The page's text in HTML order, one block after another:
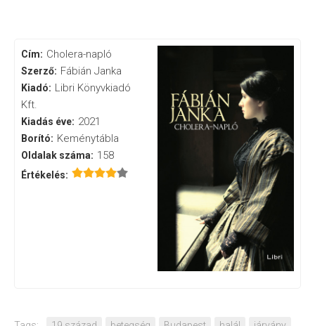
Cím: Cholera-napló
Szerző: Fábián Janka
Kiadó: Libri Könyvkiadó
Kft.
Kiadás éve: 2021
Borító: Keménytábla
Oldalak száma: 158
Értékelés: